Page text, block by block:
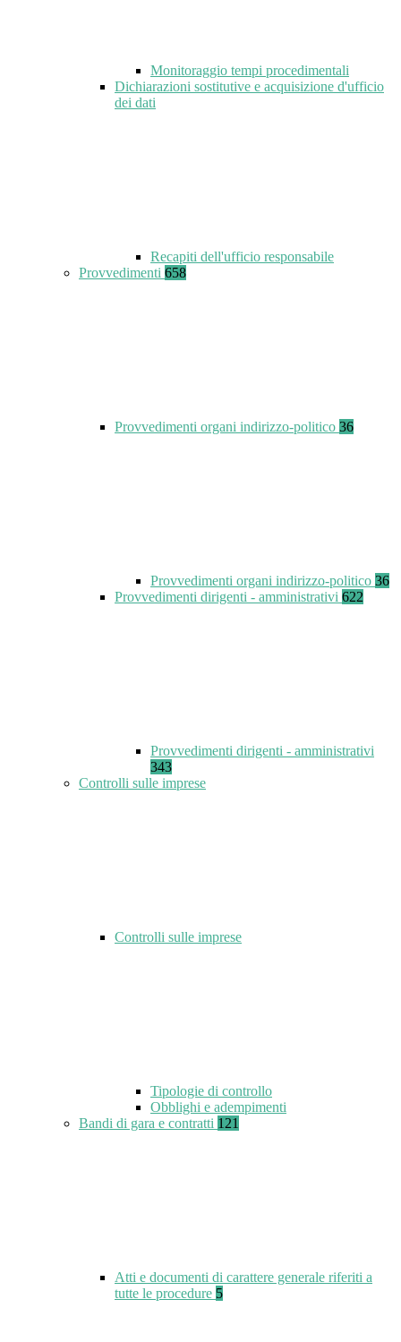
Monitoraggio tempi procedimentali
Dichiarazioni sostitutive e acquisizione d'ufficio
dei dati
Recapiti dell'ufficio responsabile
Provvedimenti 658
Provvedimenti organi indirizzo-politico 36
Provvedimenti organi indirizzo-politico 36
Provvedimenti dirigenti - amministrativi 622
Provvedimenti dirigenti - amministrativi
343
Controlli sulle imprese
Controlli sulle imprese
Tipologie di controllo
Obblighi e adempimenti
Bandi di gara e contratti 121
Atti e documenti di carattere generale riferiti a
tutte le procedure 5